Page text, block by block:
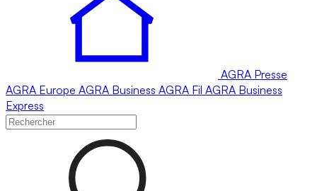
AGRA Presse
AGRA Europe AGRA Business AGRA Fil AGRA Business
Express